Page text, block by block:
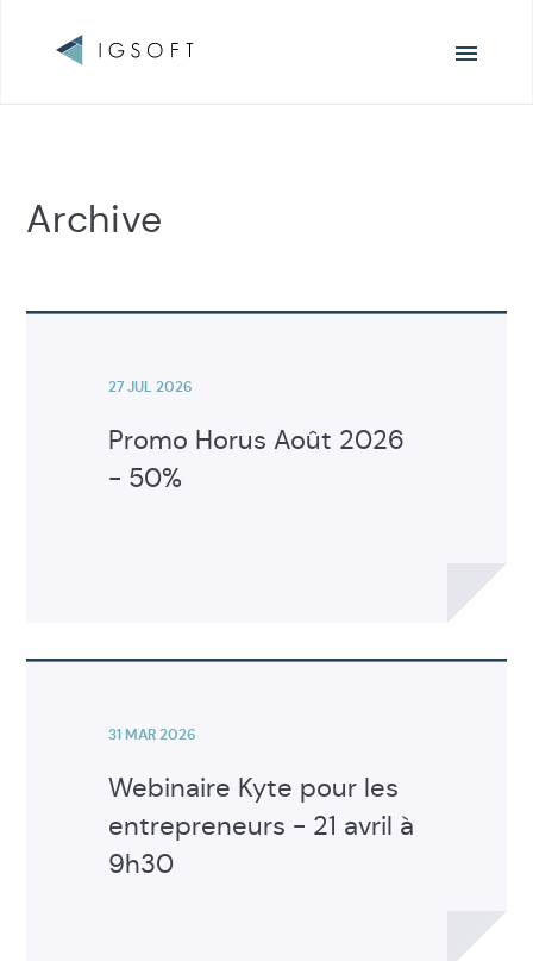
Archive
Voir
Promo Horus Août 2026
- 50%
27 JUL 2026
Voir
Webinaire Kyte pour les
entrepreneurs - 21 avril à
9h30
31 MAR 2026
Navigation